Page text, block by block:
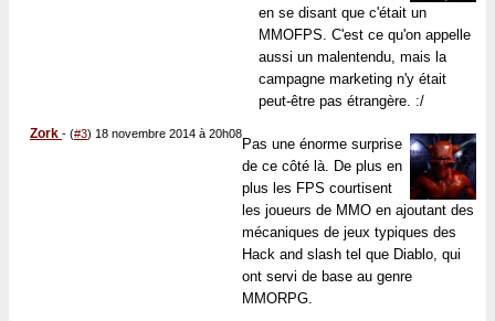
en se disant que c'était un
MMOFPS. C'est ce qu'on appelle
aussi un malentendu, mais la
campagne marketing n'y était
peut-être pas étrangère. :/
Zork - (#3) 18 novembre 2014 à 20h08
Pas une énorme surprise
de ce côté là. De plus en
plus les FPS courtisent
les joueurs de MMO en ajoutant des
mécaniques de jeux typiques des
Hack and slash tel que Diablo, qui
ont servi de base au genre
MMORPG.